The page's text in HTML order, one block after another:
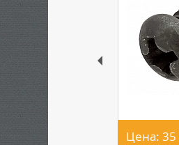
Цена: 35